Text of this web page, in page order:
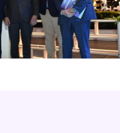
millions d’euros pour la